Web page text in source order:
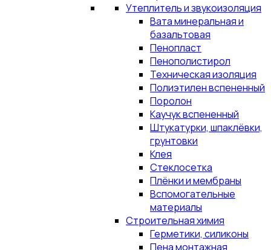
Утеплитель и звукоизоляция
Вата минеральная и
базальтовая
Пенопласт
Пенополистирол
Техническая изоляция
Полиэтилен вспененный
Поролон
Каучук вспененный
Штукатурки, шпаклёвки,
грунтовки
Клея
Стеклосетка
Плёнки и мембраны
Вспомогательные
материалы
Строительная химия
Герметики, силиконы
Пена монтажная